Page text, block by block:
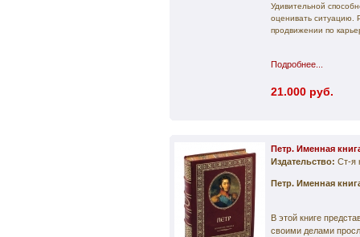
Удивительной
оценивать ситуацию.
продвижении по
Подробнее...
21.000 руб.
Петр. Именная
Издательство: Ст-я
Петр. Именная
В этой книге
своими делами